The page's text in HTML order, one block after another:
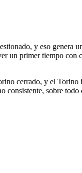
y eso genera
un primer tiempo con
cerrado, y el Torino
consistente, sobre